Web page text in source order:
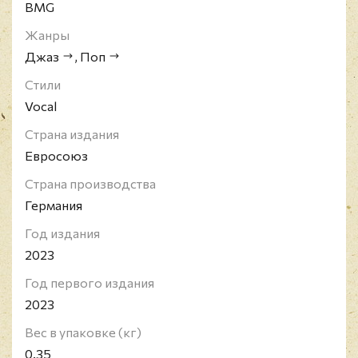
BMG
Жанры
Джаз
, Поп
Стили
Vocal
Страна издания
Евросоюз
Страна производства
Германия
Год издания
2023
Год первого издания
2023
Вес в упаковке (кг)
0.35